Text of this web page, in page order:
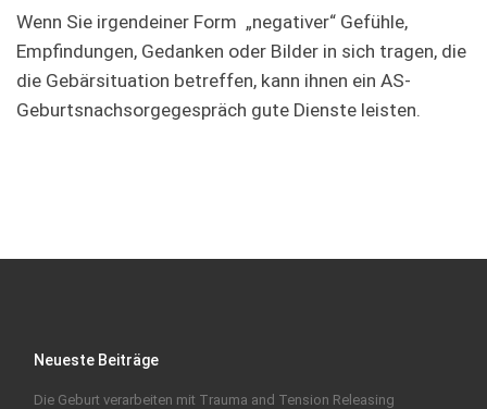
Wenn Sie irgendeiner Form „negativer“ Gefühle,
Empfindungen, Gedanken oder Bilder in sich tragen, die
die Gebärsituation betreffen, kann ihnen ein AS-
Geburtsnachsorgegespräch gute Dienste leisten.
Neueste Beiträge
Die Geburt verarbeiten mit Trauma and Tension Releasing